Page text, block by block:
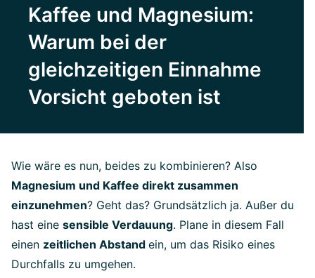
Kaffee und Magnesium:
Warum bei der
gleichzeitigen Einnahme
Vorsicht geboten ist
Wie wäre es nun, beides zu kombinieren? Also
Magnesium und Kaffee direkt zusammen
einzunehmen? Geht das? Grundsätzlich ja. Außer du
hast eine sensible Verdauung. Plane in diesem Fall
einen zeitlichen Abstand ein, um das Risiko eines
Durchfalls zu umgehen.